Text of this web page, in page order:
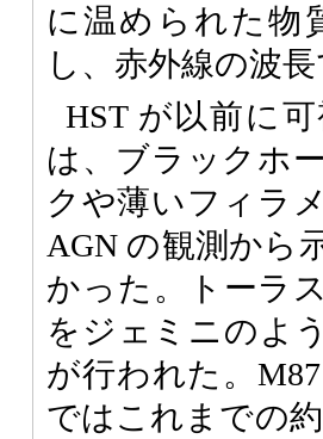
に温められた物
し、赤外線の波
HST が以前に
は、ブラックホ
クや薄いフィラ
AGN の観測から
かった。トーラ
をジェミニのよ
が行われた。
ではこれまでの